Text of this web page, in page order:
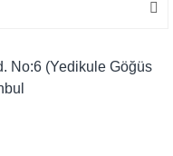
No:6 (Yedikule Göğüs